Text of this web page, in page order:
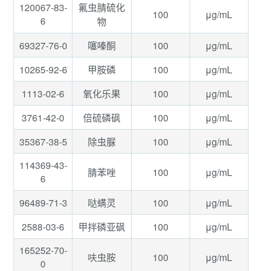
120067-83-
6
氟虫腈硫化
物
100 μg/mL
69327-76-0 噻嗪酮 100
μg/mL
10265-92-6
甲胺磷 100
μg/mL
1113-02-6
氧化乐果 100
μg/mL
3761-42-0
倍硫磷砜 100
μg/mL
35367-38-5
除虫脲 100
μg/mL
114369-43-
6
腈苯唑 100 μg/mL
96489-71-3 哒螨灵 100
μg/mL
2588-03-6
甲拌磷亚砜 100
μg/mL
165252-70-
0
呋虫胺 100 μg/mL